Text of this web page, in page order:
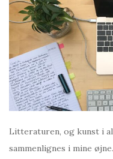
Litteraturen, og kunst i
sammenlignes i mine